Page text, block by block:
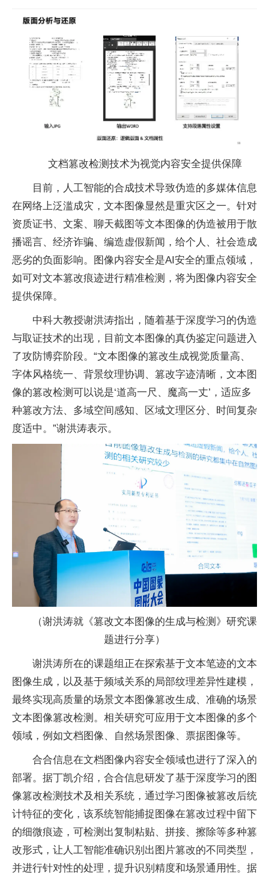
文档篡改检测技术为视觉内容安全提供保障
目前，人工智能的合成技术导致伪造的多媒体信息
在网络上泛滥成灾，文本图像显然是重灾区之一。针对
资质证书、文案、聊天截图等文本图像的伪造被用于散
播谣言、经济诈骗、编造虚假新闻，给个人、社会造成
恶劣的负面影响。图像内容安全是AI安全的重点领域，
如可对文本篡改痕迹进行精准检测，将为图像内容安全
提供保障。
中科大教授谢洪涛指出，随着基于深度学习的伪造
与取证技术的出现，目前文本图像的真伪鉴定问题进入
了攻防博弈阶段。“文本图像的篡改生成视觉质量高、
字体风格统一、背景纹理协调、篡改字迹清晰，文本图
像的篡改检测可以说是‘道高一尺、魔高一丈’，适应多
种篡改方法、多域空间感知、区域文理区分、时间复杂
度适中。”谢洪涛表示。
（谢洪涛就《篡改文本图像的生成与检测》研究课
题进行分享）
谢洪涛所在的课题组正在探索基于文本笔迹的文本
图像生成，以及基于频域关系的局部纹理差异性建模，
最终实现高质量的场景文本图像篡改生成、准确的场景
文本图像篡改检测。相关研究可应用于文本图像的多个
领域，例如文档图像、自然场景图像、票据图像等。
合合信息在文档图像内容安全领域也进行了深入的
部署。据丁凯介绍，合合信息研发了基于深度学习 的图
像篡改检测技术及相关系统，通过学习 图像被篡改后统
计特征的变化，该系统智能捕捉图像在篡改过程中留下
的细微痕迹，可检测出复制粘贴、拼接、擦除等多种篡
改形式，让人工智能准确识别出图片篡改的不同类型，
并进行针对性的处理，提升识别精度和场景通用性。据